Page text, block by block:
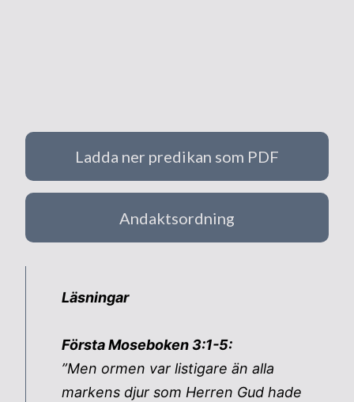
Ladda ner predikan som PDF
Andaktsordning
Läsningar
Första Moseboken 3:1-5:
”Men ormen var listigare än alla
markens djur som Herren Gud hade